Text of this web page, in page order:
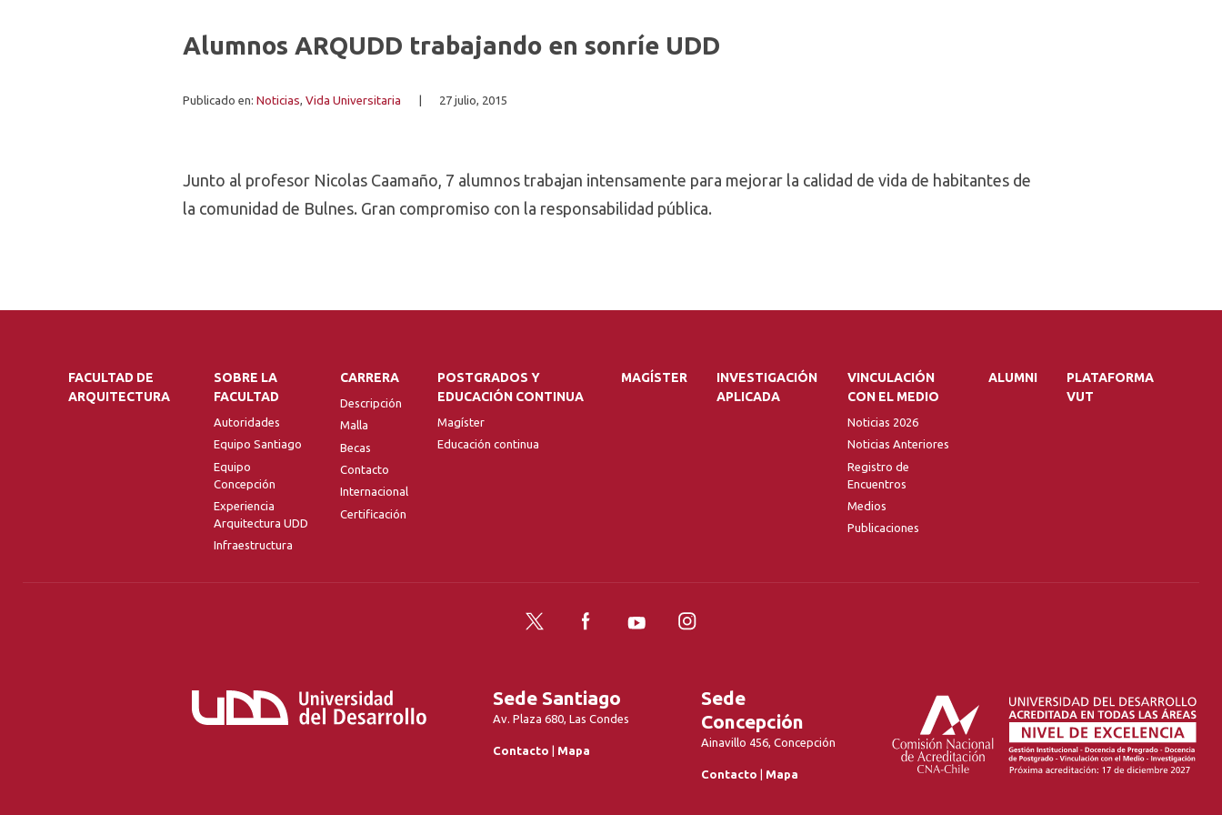
Alumnos ARQUDD trabajando en sonríe UDD
Publicado en: Noticias, Vida Universitaria 27 julio, 2015
Junto al profesor Nicolas Caamaño, 7 alumnos trabajan intensamente para mejorar la calidad de vida de habitantes de
la comunidad de Bulnes. Gran compromiso con la responsabilidad pública.
FACULTAD DE
ARQUITECTURA
SOBRE LA
FACULTAD
Autoridades
Equipo Santiago
Equipo
Concepción
Experiencia
Arquitectura UDD
Infraestructura
CARRERA
Descripción
Malla
Becas
Contacto
Internacional
Certificación
POSTGRADOS Y
EDUCACIÓN CONTINUA
Magíster
Educación continua
MAGÍSTER
INVESTIGACIÓN
APLICADA
VINCULACIÓN
CON EL MEDIO
Noticias 2026
Noticias Anteriores
Registro de
Encuentros
Medios
Publicaciones
ALUMNI
PLATAFORMA
VUT
Twitter FacebookYouTubeInstagram
Sede Santiago
Av. Plaza 680, Las Condes
Contacto | Mapa
Sede
Concepción
Ainavillo 456, Concepción
Contacto | Mapa